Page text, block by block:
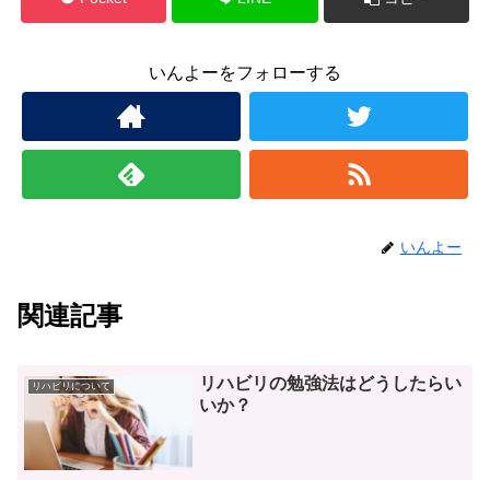
いんよーをフォローする
いんよー
関連記事
リハビリについて
リハビリの勉強法はどうしたらい
いか？